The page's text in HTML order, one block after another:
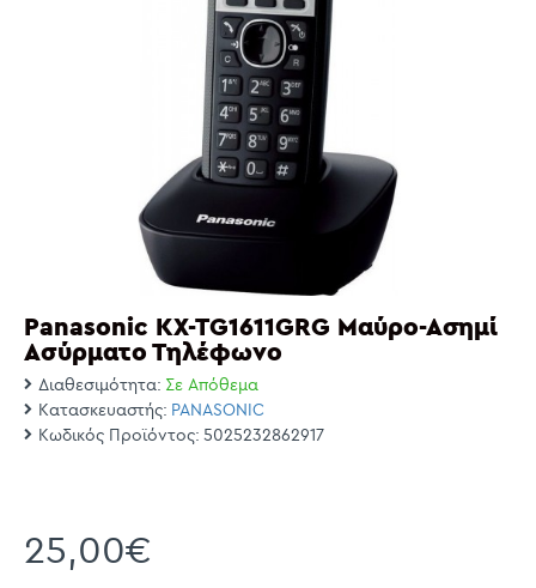
Panasonic KX-TG1611GRG Μαύρο-Ασημί
Ασύρματο Τηλέφωνο
Διαθεσιμότητα: Σε Απόθεμα
Κατασκευαστής: PANASONIC
Κωδικός Προϊόντος: 5025232862917
25,00€